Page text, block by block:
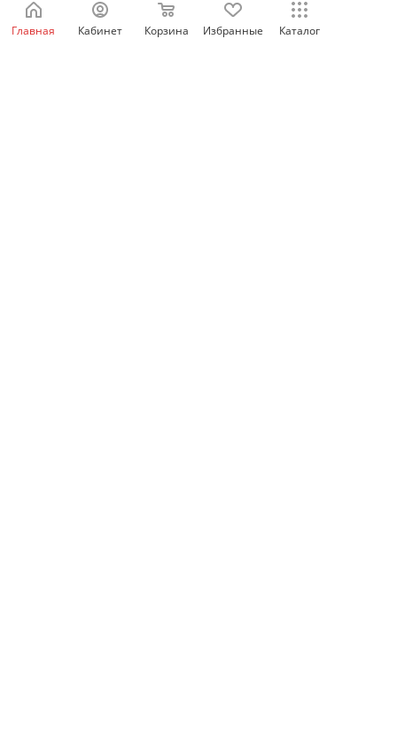
"звезда-треугольник", для D80, Schneider Electric
Нет в наличии
Главная Кабинет Корзина Избранные Каталог